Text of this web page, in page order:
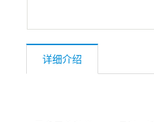
详细介绍